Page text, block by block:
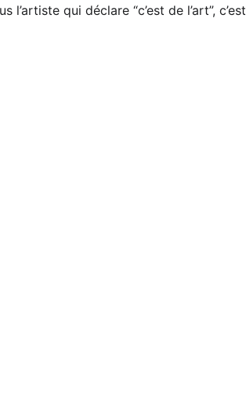
l’artiste qui déclare “c’est de l’art”, c’est